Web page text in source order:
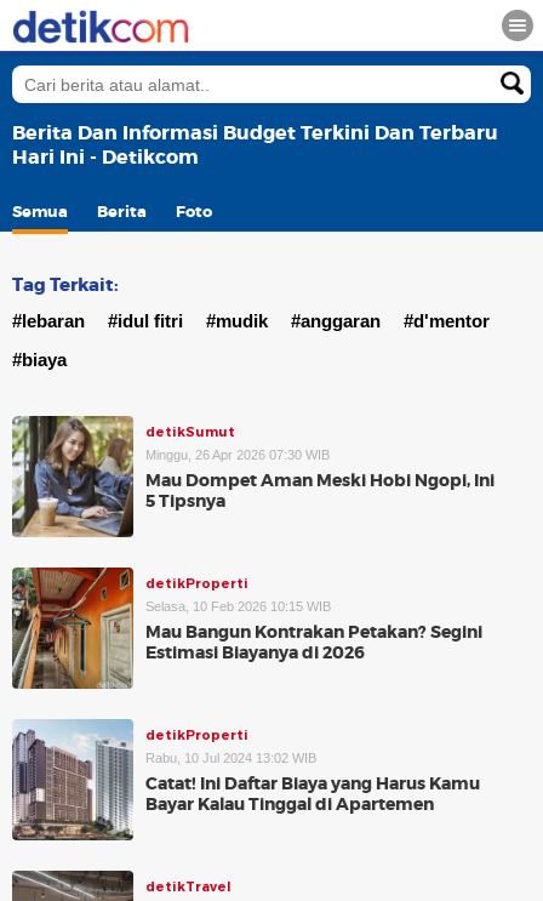
Berita Dan Informasi Budget Terkini Dan Terbaru
Hari Ini - Detikcom
Semua Berita Foto
Tag Terkait:
#lebaran #idul fitri #mudik #anggaran
#d'mentor
#biaya
detikSumut
Minggu, 26 Apr 2026 07:30 WIB
Mau Dompet Aman Meski Hobi Ngopi, Ini
5 Tipsnya
detikProperti
Selasa, 10 Feb 2026 10:15 WIB
Mau Bangun Kontrakan Petakan? Segini
Estimasi Biayanya di 2026
detikProperti
Rabu, 10 Jul 2024 13:02 WIB
Catat! Ini Daftar Biaya yang Harus Kamu
Bayar Kalau Tinggal di Apartemen
detikTravel